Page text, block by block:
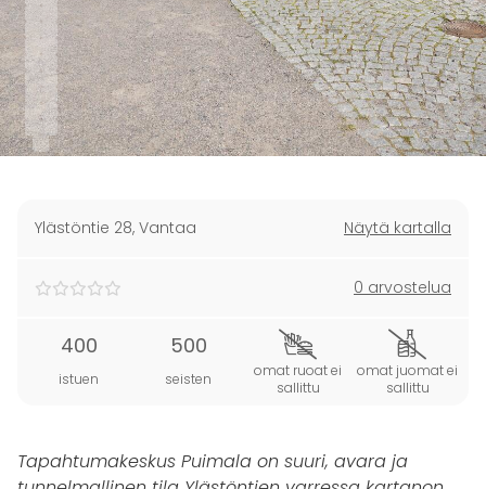
Ylästöntie 28, Vantaa Näytä kartalla
0 arvostelua
400
istuen
500
seisten
omat ruoat ei
sallittu
omat juomat ei
sallittu
Tapahtumakeskus Puimala on suuri, avara ja